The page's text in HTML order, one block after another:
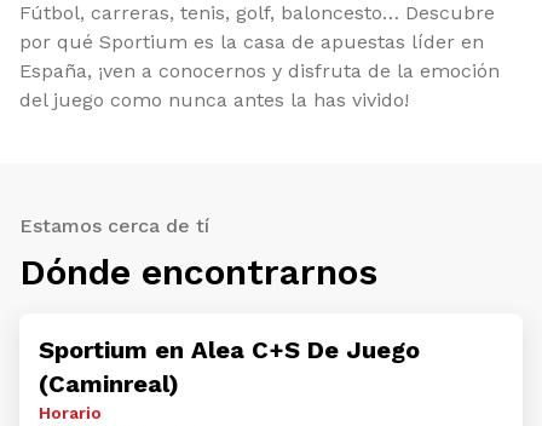
Fútbol, carreras, tenis, golf, baloncesto… Descubre
por qué Sportium es la casa de apuestas líder en
España, ¡ven a conocernos y disfruta de la emoción
del juego como nunca antes la has vivido!
Estamos cerca de tí
Dónde encontrarnos
Sportium en Alea C+S De Juego
(Caminreal)
Horario